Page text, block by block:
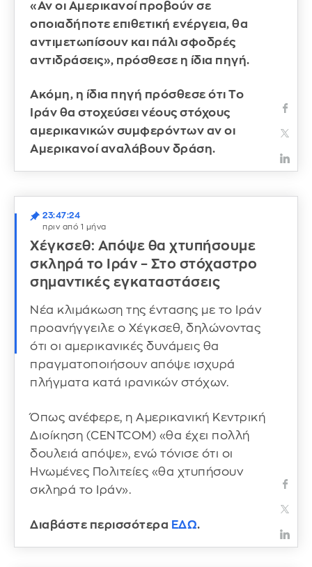
«Αν οι Αμερικανοί προβούν σε
οποιαδήποτε επιθετική ενέργεια, θα
αντιμετωπίσουν και πάλι σφοδρές
αντιδράσεις», πρόσθεσε η ίδια πηγή.
Ακόμη, η ίδια πηγή πρόσθεσε ότι Το
Ιράν θα στοχεύσει νέους στόχους
αμερικανικών συμφερόντων αν οι
Αμερικανοί αναλάβουν δράση.
23:47:24
πριν από 1 μήνα
Χέγκσεθ: Απόψε θα χτυπήσουμε
σκληρά το Ιράν – Στο στόχαστρο
σημαντικές εγκαταστάσεις
Νέα κλιμάκωση της έντασης με το Ιράν
προανήγγειλε ο Χέγκσεθ, δηλώνοντας
ότι οι αμερικανικές δυνάμεις θα
πραγματοποιήσουν απόψε ισχυρά
πλήγματα κατά ιρανικών στόχων.
Όπως ανέφερε, η Αμερικανική Κεντρική
Διοίκηση (CENTCOM) «θα έχει πολλή
δουλειά απόψε», ενώ τόνισε ότι οι
Ηνωμένες Πολιτείες «θα χτυπήσουν
σκληρά το Ιράν».
Διαβάστε περισσότερα ΕΔΩ.